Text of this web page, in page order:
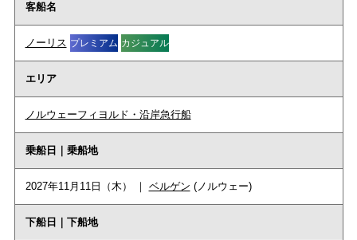
客船名
ノーリス プレミアム カジュアル
エリア
ノルウェーフィヨルド・沿岸急行船
乗船日｜乗船地
2027年11月11日（木） ｜ ベルゲン (ノルウェー)
下船日｜下船地